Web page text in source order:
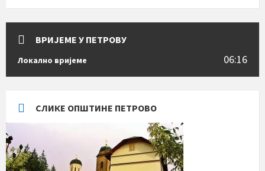
ВРИЈЕМЕ У ПЕТРОВУ
Локално вријеме 06:16
СЛИКЕ ОПШТИНЕ ПЕТРОВО